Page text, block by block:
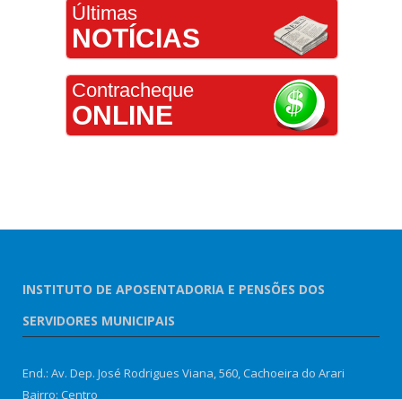
Últimas
NOTÍCIAS
Contracheque
ONLINE
INSTITUTO DE APOSENTADORIA E PENSÕES DOS
SERVIDORES MUNICIPAIS
End.: Av. Dep. José Rodrigues Viana, 560, Cachoeira do Arari
Bairro: Centro